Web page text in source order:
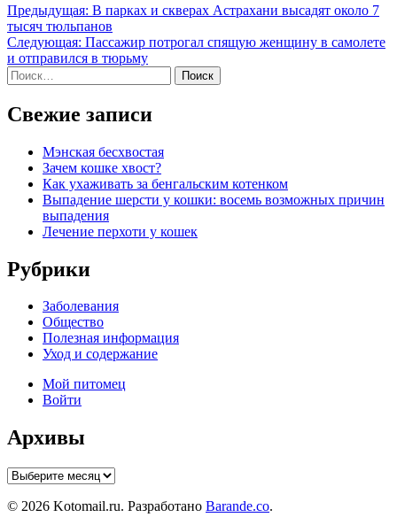
Навигация
по
записям
Предыдущая: В парках и скверах Астрахани высадят около 7
тысяч тюльпанов
Следующая: Пассажир потрогал спящую женщину в самолете
и отправился в тюрьму
Найти:
Свежие записи
Мэнская бесхвостая
Зачем кошке хвост?
Как ухаживать за бенгальским котенком
Выпадение шерсти у кошки: восемь возможных причин
выпадения
Лечение перхоти у кошек
Рубрики
Заболевания
Общество
Полезная информация
Уход и содержание
Мой питомец
Войти
Архивы
Архивы
© 2026 Kotomail.ru. Разработано Barande.co.